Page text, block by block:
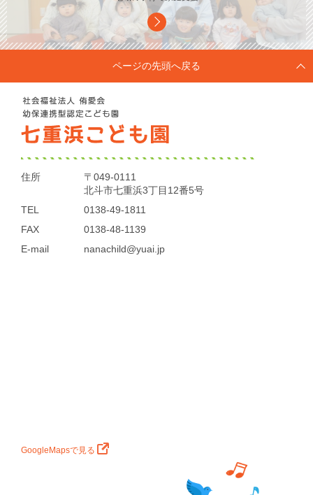
ページの先頭へ戻る
住所
〒049-0111
北斗市七重浜3丁目12番5号
TEL
0138-49-1811
FAX
0138-48-1139
E-mail
nanachild@yuai.jp
GoogleMapsで見る